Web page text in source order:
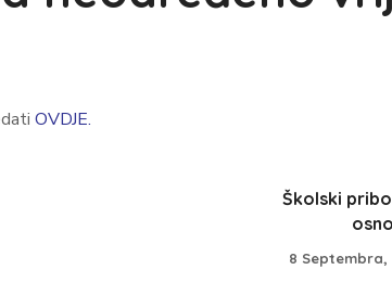
OVDJE.
Školski
8 Septembra,